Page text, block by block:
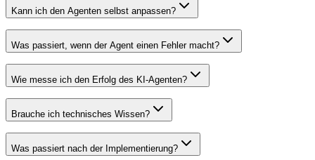
Kann ich den Agenten selbst anpassen?
Was passiert, wenn der Agent einen Fehler macht?
Wie messe ich den Erfolg des KI-Agenten?
Brauche ich technisches Wissen?
Was passiert nach der Implementierung?